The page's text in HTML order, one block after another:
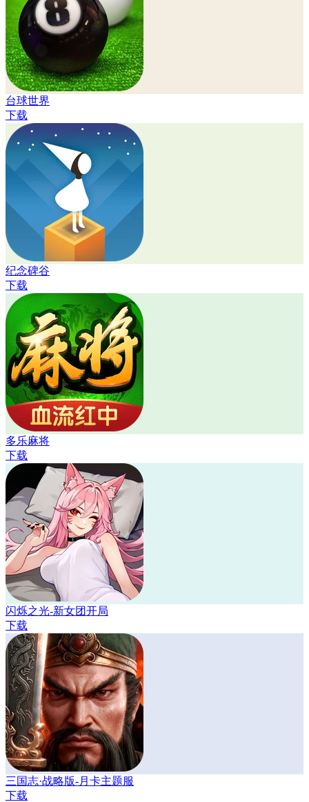
台球世界
下载
纪念碑谷
下载
多乐麻将
下载
闪烁之光-新女团开局
下载
三国志·战略版-月卡主题服
下载